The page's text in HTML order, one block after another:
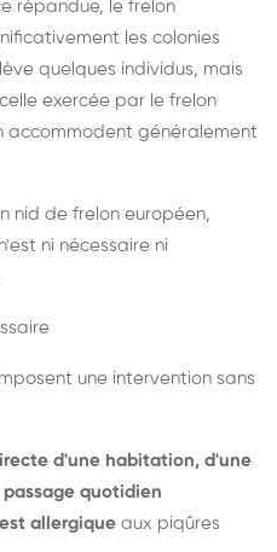
répandue, le frelon
les colonies
quelques individus, mais
exercée par le frelon
accommodent généralement
nid de frelon européen,
ni nécessaire ni
une intervention sans
d'une habitation, d'une
quotidien
allergique aux piqûres